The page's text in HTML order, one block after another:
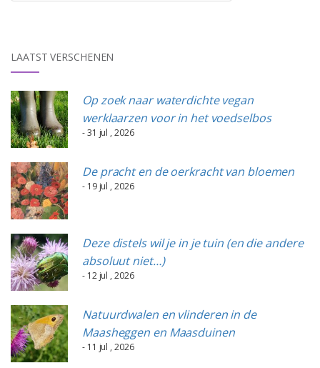
LAATST VERSCHENEN
Op zoek naar waterdichte vegan
werklaarzen voor in het voedselbos
- 31 jul , 2026
De pracht en de oerkracht van bloemen
- 19 jul , 2026
Deze distels wil je in je tuin (en die andere
absoluut niet…)
- 12 jul , 2026
Natuurdwalen en vlinderen in de
Maasheggen en Maasduinen
- 11 jul , 2026